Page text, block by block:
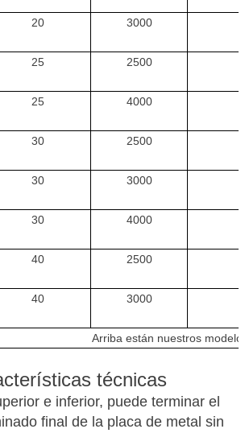
20 3000
25 2500
25 4000
30 2500
30 3000
30 4000
40 2500
40 3000
Arriba están nuestros
técnicas
e inferior, puede terminar el
final de la placa de metal sin